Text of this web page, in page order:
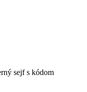
sejf s kódom